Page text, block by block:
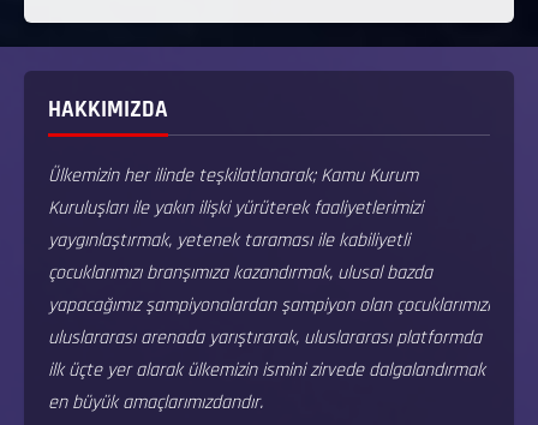
HAKKIMIZDA
Ülkemizin her ilinde teşkilatlanarak; Kamu Kurum
Kuruluşları ile yakın ilişki yürüterek faaliyetlerimizi
yaygınlaştırmak, yetenek taraması ile kabiliyetli
çocuklarımızı branşımıza kazandırmak, ulusal bazda
yapacağımız şampiyonalardan şampiyon olan çocuklarımızı
uluslararası arenada yarıştırarak, uluslararası platformda
ilk üçte yer alarak ülkemizin ismini zirvede dalgalandırmak
en büyük amaçlarımızdandır.